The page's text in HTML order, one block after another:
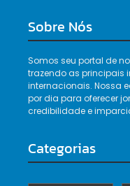
Sobre Nós
Somos seu portal de
trazendo as principais
internacionais. Nossa
por dia para oferecer
credibilidade e
Categorias